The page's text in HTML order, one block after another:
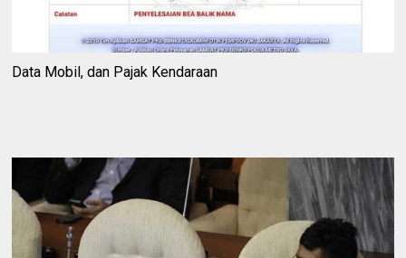
Data Mobil, dan Pajak Kendaraan